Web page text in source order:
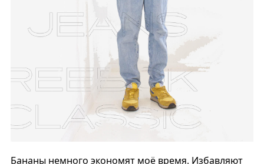
Бананы немного экономят моё время. Избавляют